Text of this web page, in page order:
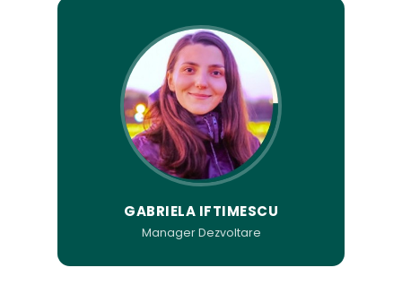
GABRIELA IFTIMESCU
Manager Dezvoltare